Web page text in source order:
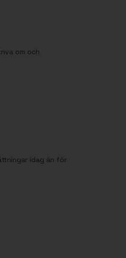
om och
idag än för